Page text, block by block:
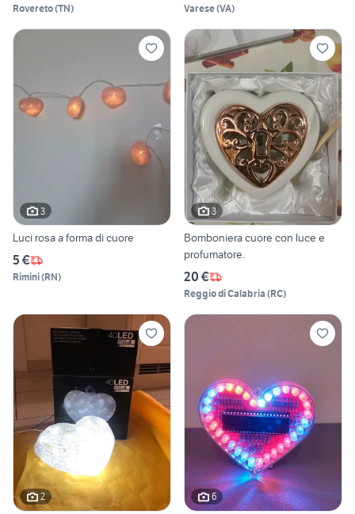
Rovereto(TN) Varese(VA)
3
Luci rosa a forma di cuore
5 €
Rimini(RN)
3
Bomboniera cuore con luce e
profumatore.
20 €
Reggio di Calabria (RC)
2 6